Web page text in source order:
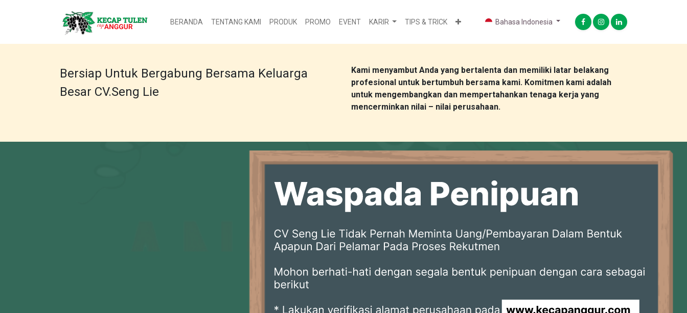
BERANDA TENTANG KAMI PRODUK PROMO EVENT KARIR TIPS & TRICK Bahasa Indonesia
Bersiap Untuk Bergabung Bersama Keluarga
Besar CV.Seng Lie
Kami menyambut Anda yang bertalenta dan memiliki latar belakang
profesional untuk bertumbuh bersama kami. Komitmen kami adalah
untuk mengembangkan dan mempertahankan tenaga kerja yang
mencerminkan nilai – nilai perusahaan.